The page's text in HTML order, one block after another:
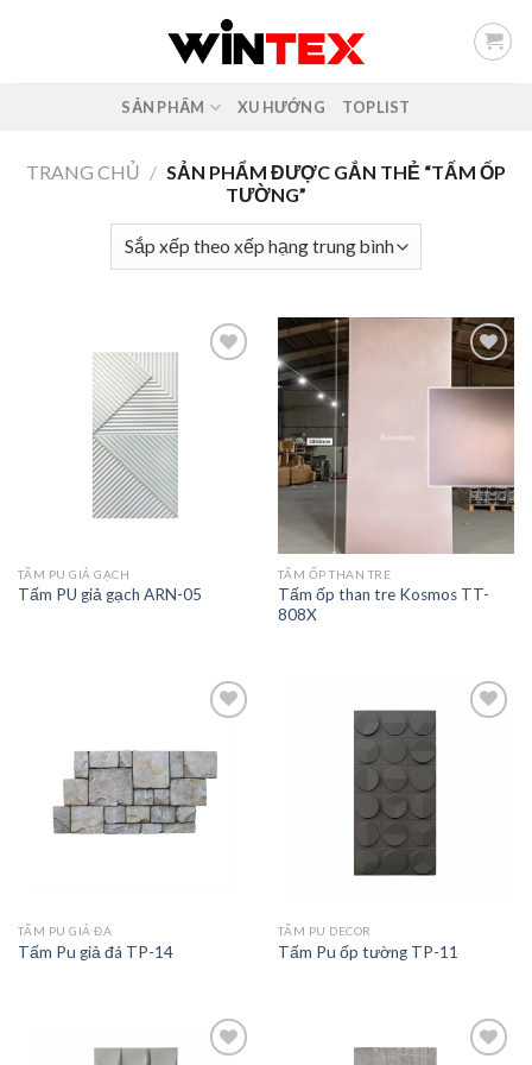
SẢN PHẨM XU HƯỚNG TOPLIST
TRANG CHỦ / SẢN PHẨM ĐƯỢC GẮN THẺ “TẤM ỐP
TƯỜNG”
TẤM PU GIẢ GẠCH
Tấm PU giả gạch ARN-05
Add to
TẤM ỐP THAN TRE
Tấm ốp than tre Kosmos TT-
808X
Add to
wishlist
TẤM PU GIẢ ĐÁ
Tấm Pu giả đá TP-14
TẤM PU DECOR
Tấm Pu ốp tường TP-11